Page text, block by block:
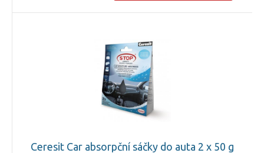
Ceresit Car absorpční sáčky do auta 2 x 50 g